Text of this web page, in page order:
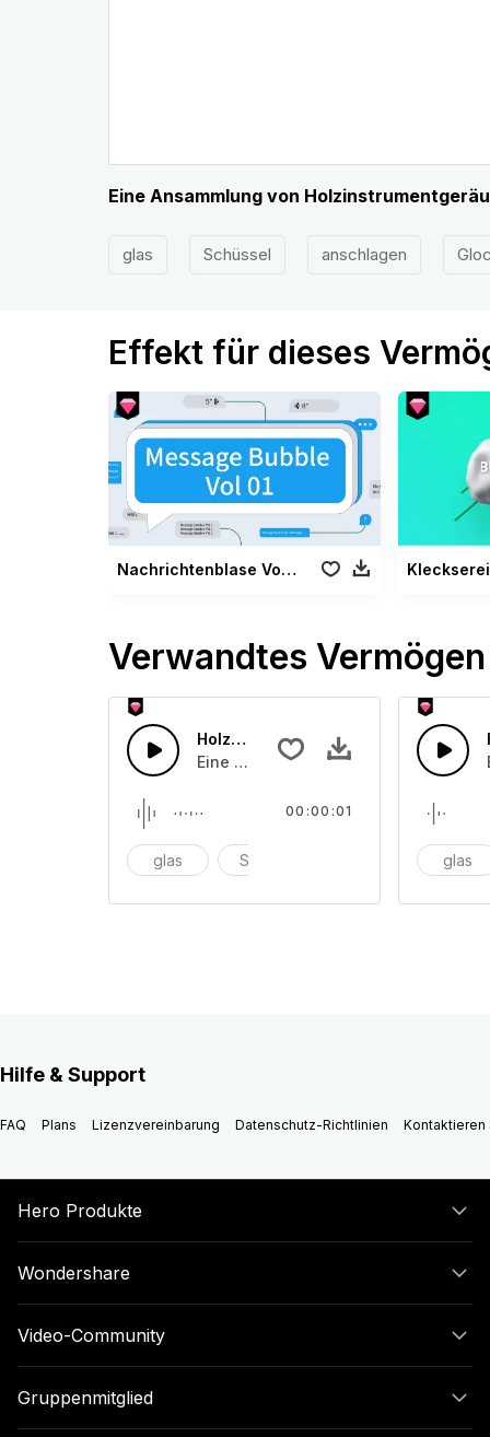
Eine Ansammlung von
glas Schüssel anschlagen
Effekt für dieses
Nachrichtenblase Vol 01
Verwandtes Vermögen
Holzblock 22
Eine Ansammlung von
glas Schüssel
00:00:01
glas
Hilfe & Support
FAQ Plans Lizenzvereinbarung Datenschutz-Richtlinien Kontaktieren
Hero Produkte
Wondershare
Video-Community
Gruppenmitglied